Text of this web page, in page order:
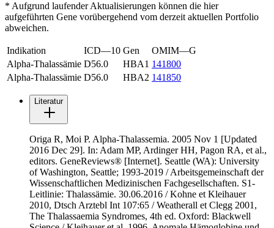
* Aufgrund laufender Aktualisierungen können die hier
aufgeführten Gene vorübergehend vom derzeit aktuellen Portfolio
abweichen.
Indikation ICD—10 Gen
OMIM—G
Alpha-Thalassämie D56.0 HBA1 141800
Alpha-Thalassämie D56.0 HBA2 141850
Literatur
Origa R, Moi P. Alpha-Thalassemia. 2005 Nov 1 [Updated
2016 Dec 29]. In: Adam MP, Ardinger HH, Pagon RA, et al.,
editors. GeneReviews® [Internet]. Seattle (WA): University
of Washington, Seattle; 1993-2019 / Arbeitsgemeinschaft der
Wissenschaftlichen Medizinischen Fachgesellschaften. S1-
Leitlinie: Thalassämie. 30.06.2016 / Kohne et Kleihauer
2010, Dtsch Arztebl Int 107:65 / Weatherall et Clegg 2001,
The Thalassaemia Syndromes, 4th ed. Oxford: Blackwell